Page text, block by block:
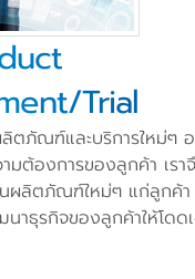
Trial
ตภัณฑ์และบริการใหม่ๆ
ต้องการของลูกค้า เรา
นผลิตภัณฑ์ใหม่ๆ แก่ลูกค้า
าธุรกิจของลูกค้าให้โดด